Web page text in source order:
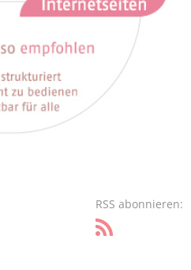
RSS abonnieren: